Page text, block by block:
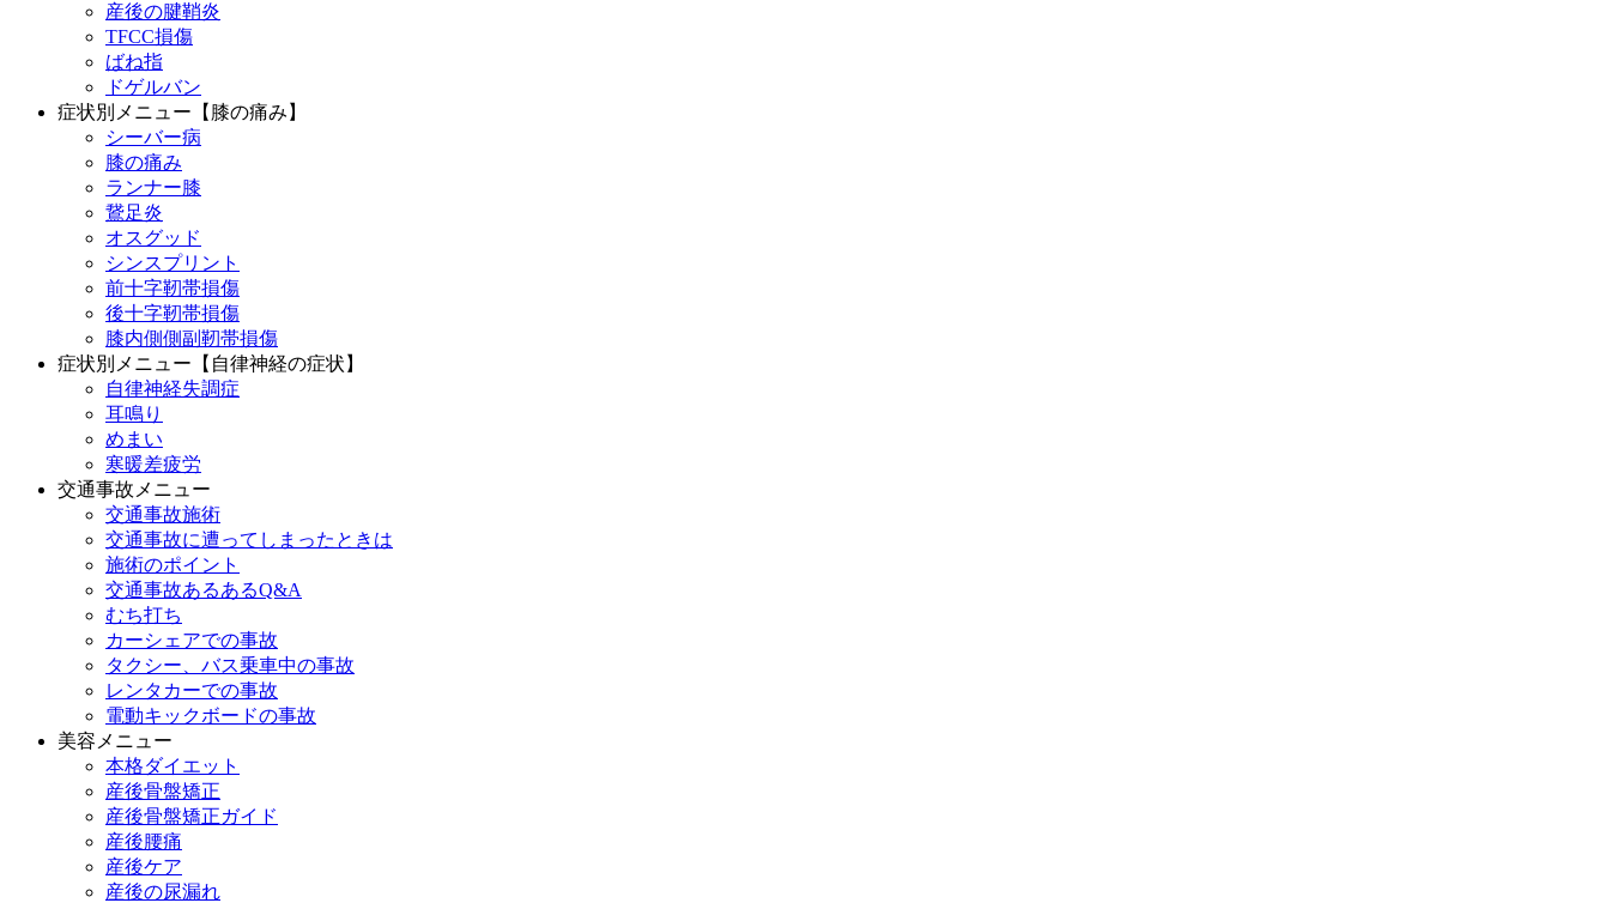
産後の腱鞘炎
TFCC損傷
ばね指
ドゲルバン
症状別メニュー【膝の痛み】
シーバー病
膝の痛み
ランナー膝
鵞足炎
オスグッド
シンスプリント
前十字靭帯損傷
後十字靭帯損傷
膝内側側副靭帯損傷
症状別メニュー【自律神経の症状】
自律神経失調症
耳鳴り
めまい
寒暖差疲労
交通事故メニュー
交通事故施術
交通事故に遭ってしまったときは
施術のポイント
交通事故あるあるQ&A
むち打ち
カーシェアでの事故
タクシー、バス乗車中の事故
レンタカーでの事故
電動キックボードの事故
美容メニュー
本格ダイエット
産後骨盤矯正
産後骨盤矯正ガイド
産後腰痛
産後ケア
産後の尿漏れ